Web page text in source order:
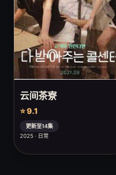
云间茶寮
⭐ 9.1
更新至14集
2025 · 日常